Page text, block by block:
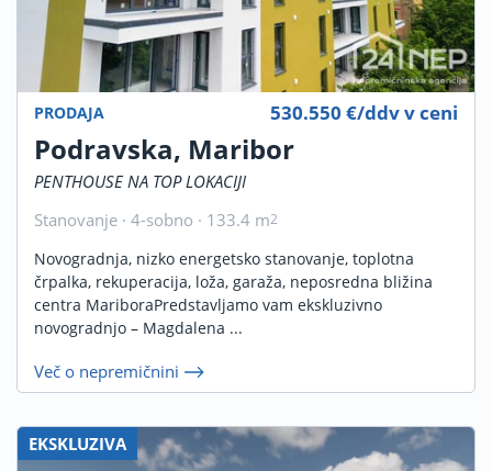
PRODAJA
Podravska, Maribor
PENTHOUSE NA TOP LOKACIJI
Stanovanje · 4-sobno · 133.4 m2
530.550 €/ddv v ceni
Novogradnja, nizko energetsko stanovanje, toplotna
črpalka, rekuperacija, loža, garaža, neposredna bližina
centra MariboraPredstavljamo vam ekskluzivno
novogradnjo – Magdalena ...
Več o nepremičnini
EKSKLUZIVA